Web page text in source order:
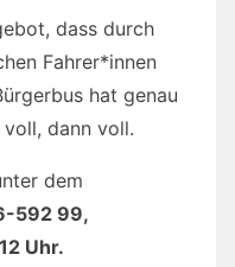
dass durch
Fahrer*innen
hat genau
dann voll.
dem
592 99,
Uhr.